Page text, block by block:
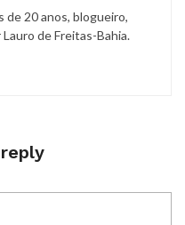
de 20 anos, blogueiro,
de Freitas-Bahia.